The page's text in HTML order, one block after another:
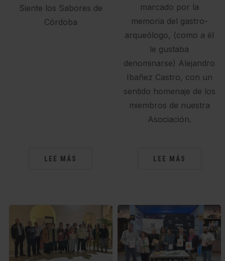
Siente los Sabores de
Córdoba
LEE MÁS
marcado por la
memoria del gastro-
arqueólogo, (como a él
le gustaba
denominarse) Alejandro
Ibañez Castro, con un
sentido homenaje de los
miembros de nuestra
Asociación.
LEE MÁS